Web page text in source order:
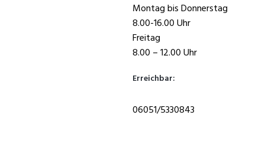
Montag bis Donnerstag
8.00-16.00 Uhr
Freitag
8.00 – 12.00 Uhr
Erreichbar:
06051/5330843